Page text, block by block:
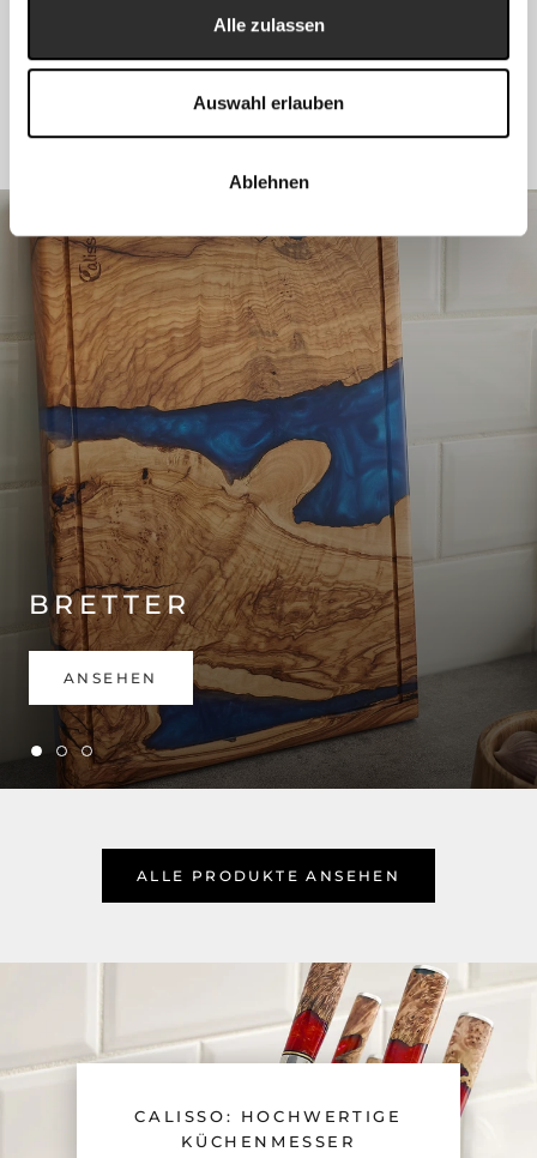
Alle zulassen
Auswahl erlauben
Ablehnen
Zubehör um Ihre Messer noch besser zum Vorschein zu bringen.
Eine Auswahl an hochwertigen Produkten für hochwertige
Messer.
BRETTER
ANSEHEN
ALLE PRODUKTE ANSEHEN
CALISSO: HOCHWERTIGE
KÜCHENMESSER